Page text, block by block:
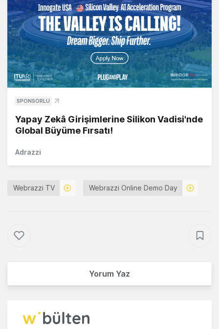
SPONSORLU
Yapay Zekâ Girişimlerine Silikon Vadisi'nde
Global Büyüme Fırsatı!
Adrazzi
Webrazzi TV Webrazzi Online Demo Day
Yorum Yaz